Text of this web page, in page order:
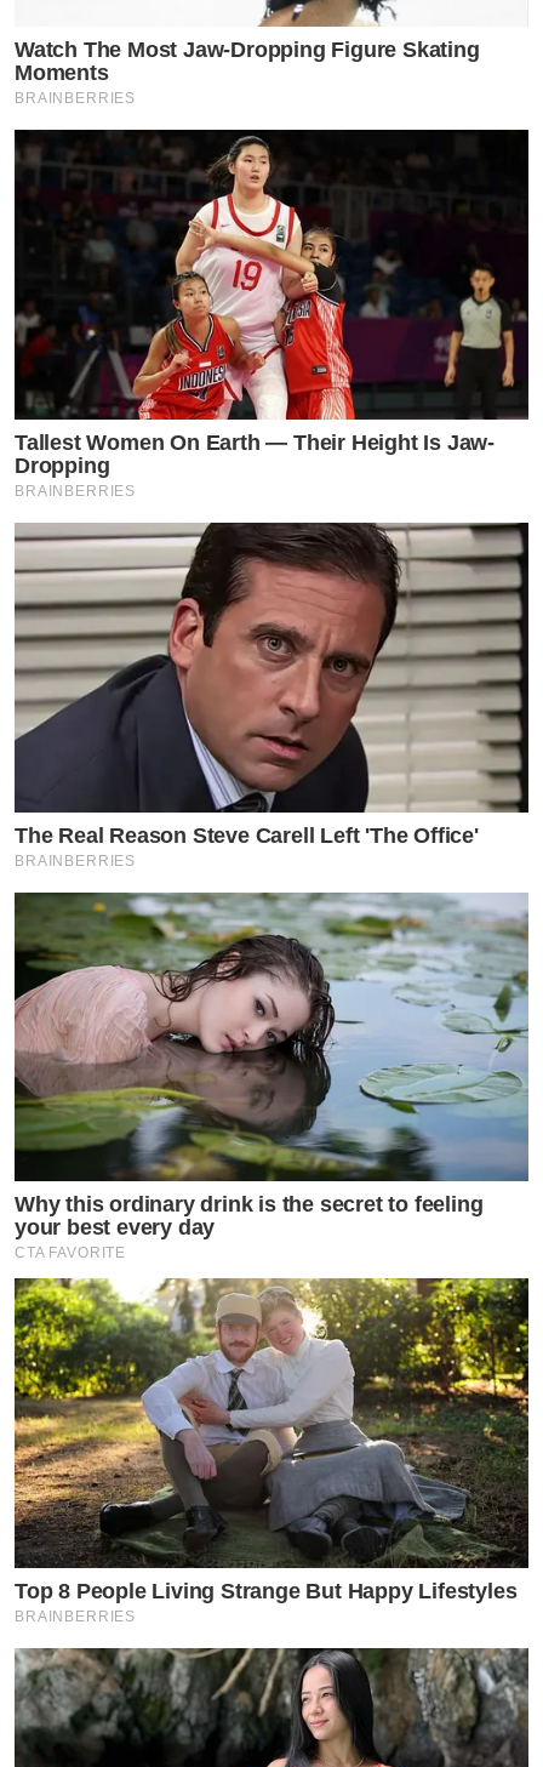
Watch The Most Jaw‑Dropping Figure Skating
Moments
BRAINBERRIES
Tallest Women On Earth — Their Height Is Jaw-
Dropping
BRAINBERRIES
The Real Reason Steve Carell Left 'The Office'
BRAINBERRIES
Why this ordinary drink is the secret to feeling
your best every day
CTA FAVORITE
Top 8 People Living Strange But Happy Lifestyles
BRAINBERRIES